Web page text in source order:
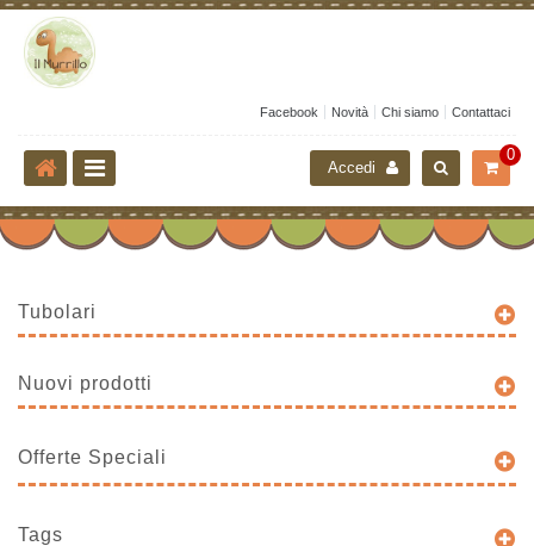
Facebook Novità Chi siamo Contattaci
0
Accedi
Tubolari
Nuovi prodotti
Offerte Speciali
Tags